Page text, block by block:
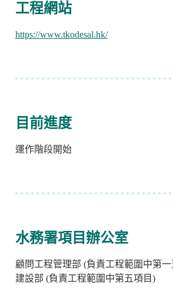
工程網站
https://www.tkodesal.hk/
目前進度
運作階段開始
水務署項目辦公室
顧問工程管理部 (負責工程範圍中第
建設部 (負責工程範圍中第五項目)